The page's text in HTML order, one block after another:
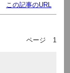
この記事のURL
ページ
1